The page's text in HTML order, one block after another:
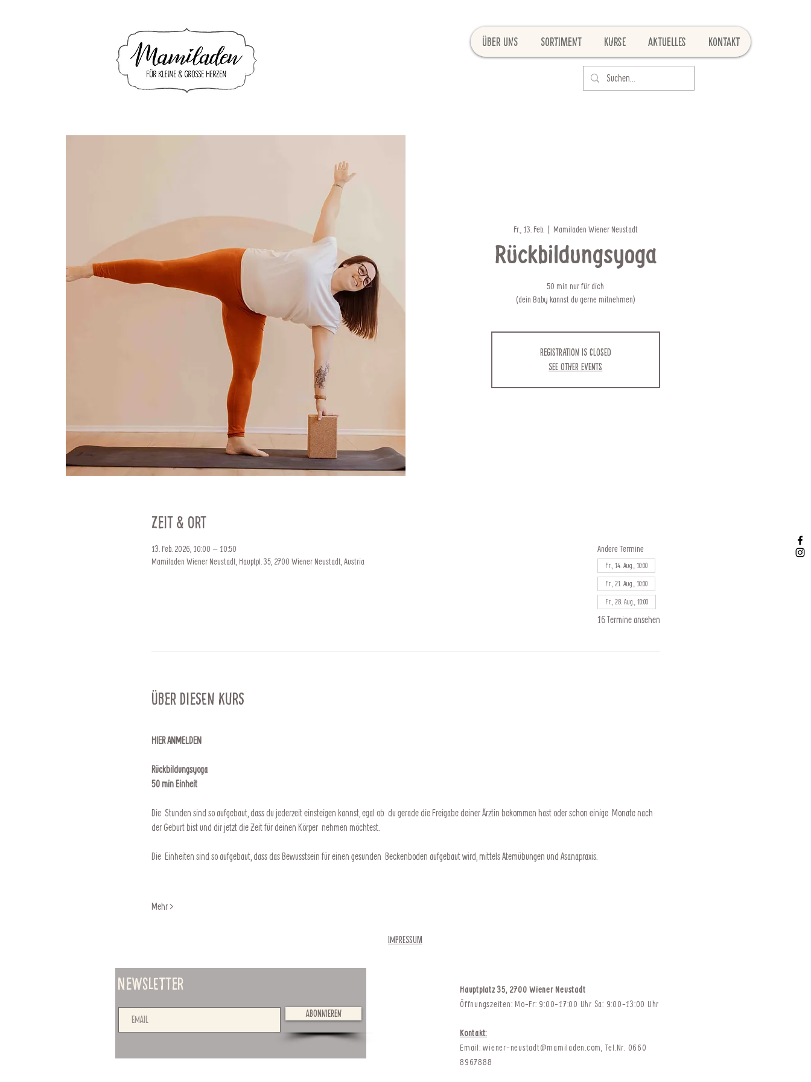
Über uns Sortiment Kurse Aktuelles Kontakt
Fr., 13. Feb.
  |
Mamiladen Wiener Neustadt
Rückbildungsyoga
50 min nur für dich
(dein Baby kannst du gerne mitnehmen)
Registration is closed
See other events
Zeit & Ort
13. Feb. 2026, 10:00 – 10:50
Mamiladen Wiener Neustadt, Hauptpl. 35, 2700 Wiener Neustadt, Austria
Andere Termine
Fr., 14. Aug., 10:00
Fr., 21. Aug., 10:00
Fr., 28. Aug., 10:00
16 Termine ansehen
Über diesen Kurs
HIER ANMELDEN
Rückbildungsyoga
50 min Einheit
Die  Stunden sind so aufgebaut, dass du jederzeit einsteigen kannst, egal ob  du gerade die Freigabe deiner Ärztin bekommen hast oder schon einige  Monate nach
der Geburt bist und dir jetzt die Zeit für deinen Körper  nehmen möchtest.
Die  Einheiten sind so aufgebaut, dass das Bewusstsein für einen gesunden  Beckenboden aufgebaut wird, mittels Atemübungen und Asanapraxis.
Mehr >
Impressum
Newsletter
Abonnieren
Hauptplatz 35, 2700 Wiener Neustadt
Öffnungszeiten: Mo-Fr: 9:00-17:00 Uhr Sa: 9:00-13:00 Uhr
Kontakt:
Email:wiener-neustadt@mamiladen.com Tel.Nr. 0660
8967888